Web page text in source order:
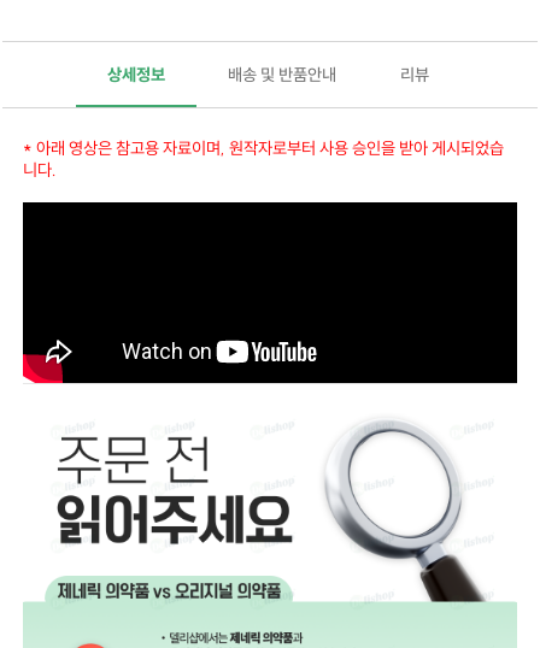
상세정보 배송 및 반품안내 리뷰
* 아래 영상은 참고용 자료이며, 원작자로부터 사용 승인을 받아 게시되었습
니다.